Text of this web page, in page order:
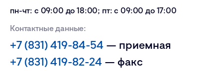
пн-чт: с 09:00 до 18:00; пт: с 09:00 до 17:00
Контактные данные:
+7 (831) 419-84-54 — приемная
+7 (831) 419-82-24 — факс